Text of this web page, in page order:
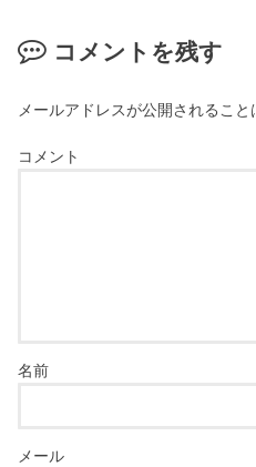
コメントを残す
メールアドレスが公開されること
コメント
名前
メール